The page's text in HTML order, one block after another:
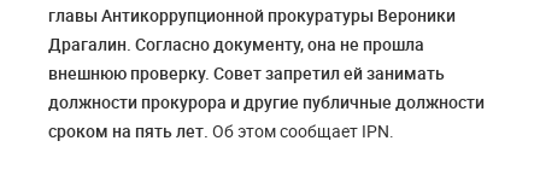
главы Антикоррупционной прокуратуры Вероники
Драгалин. Согласно документу, она не прошла
внешнюю проверку. Совет запретил ей занимать
должности прокурора и другие публичные должности
сроком на пять лет. Об этом сообщает IPN.